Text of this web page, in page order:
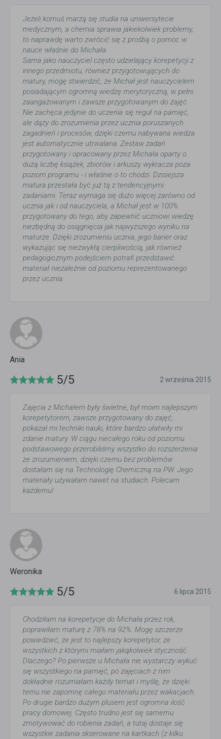
Jeżeli komuś marzą się studia na uniwersytecie
medycznym, a chemia sprawia jakiekolwiek problemy,
to naprawdę warto zwrócić się z prośbą o pomoc w
nauce właśnie do Michała.
Sama jako nauczyciel często udzielający korepetycji z
innego przedmiotu, również przygotowujących do
matury, mogę stwierdzić, że Michał jest nauczycielem
posiadającym ogromną wiedzę merytoryczną, w pełni
zaangażowanym i zawsze przygotowanym do zajęć.
Nie zachęca jedynie do uczenia się reguł na pamięć,
ale dąży do zrozumienia przez ucznia poruszanych
zagadnień i procesów, dzięki czemu nabywana wiedza
jest automatycznie utrwalana. Zestaw zadań
przygotowany i opracowany przez Michała oparty o
dużą liczbę książek, zbiorów i arkuszy wykracza poza
poziom programu - i właśnie o to chodzi. Dzisiejsza
matura przestała być już tą z tendencyjnymi
zadaniami. Teraz wymaga się dużo więcej zarówno od
ucznia jak i od nauczyciela, a Michał jest w 100%
przygotowany do tego, aby zapewnić uczniowi wiedzę
niezbędną do osiągnięcia jak najwyższego wyniku na
maturze. Dzięki zrozumieniu ucznia, jego barier oraz
wykazując się niezwykłą cierpliwością, jak również
pedagogicznym podejściem potrafi przedstawić
materiał niezależnie od poziomu reprezentowanego
przez ucznia.
Ania
5/5 2 września 2015
Zajęcia z Michałem były świetne, był moim najlepszym
korepetytorem, zawsze przygotowany do zajęć,
pokazał mi techniki nauki, które bardzo ułatwiły mi
zdanie matury. W ciągu niecałego roku od poziomu
podstawowego przerobiliśmy wszystko do rozszerzenia
ze zrozumieniem, dzięki czemu bez problemów
dostałam się na Technologię Chemiczną na PW. Jego
materiały używałam nawet na studiach. Polecam
każdemu!
Weronika
5/5 6 lipca 2015
Chodziłam na korepetycje do Michała przez rok,
poprawiłam maturę z 78% na 92%. Mogę szczerze
powiedzieć, że jest to najlepszy korepetytor, ze
wszystkich z którymi miałam jakąkolwiek styczność.
Dlaczego? Po pierwsze u Michała nie wystarczy wykuć
się wszystkiego na pamięć, po zajęciach z nim
dokładnie rozumiałam każdy temat i myślę, że dzięki
temu nie zapomnę całego materiału przez wakacjach.
Po drugie bardzo dużym plusem jest ogromna ilość
pracy domowej. Często trudno jest się samemu
zmotywować do robienia zadań, a tutaj dostaje się
wszystkie zadania skserowane na kartkach (z kilku